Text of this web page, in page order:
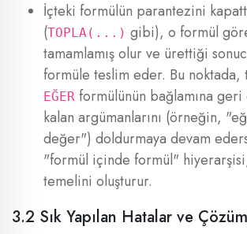
İçteki formülün parantezini
(TOPLA(...) gibi), o formül
tamamlamış olur ve ürettiği
formüle teslim eder. Bu noktada,
EĞER formülünün bağlamına
kalan argümanlarını (örneğin,
değer") doldurmaya devam
"formül içinde formül" hiyerarşisi,
temelini oluşturur.
3.2 Sık Yapılan Hatalar ve